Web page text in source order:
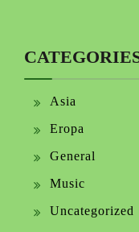
Asia
Eropa
General
Music
Uncategorized